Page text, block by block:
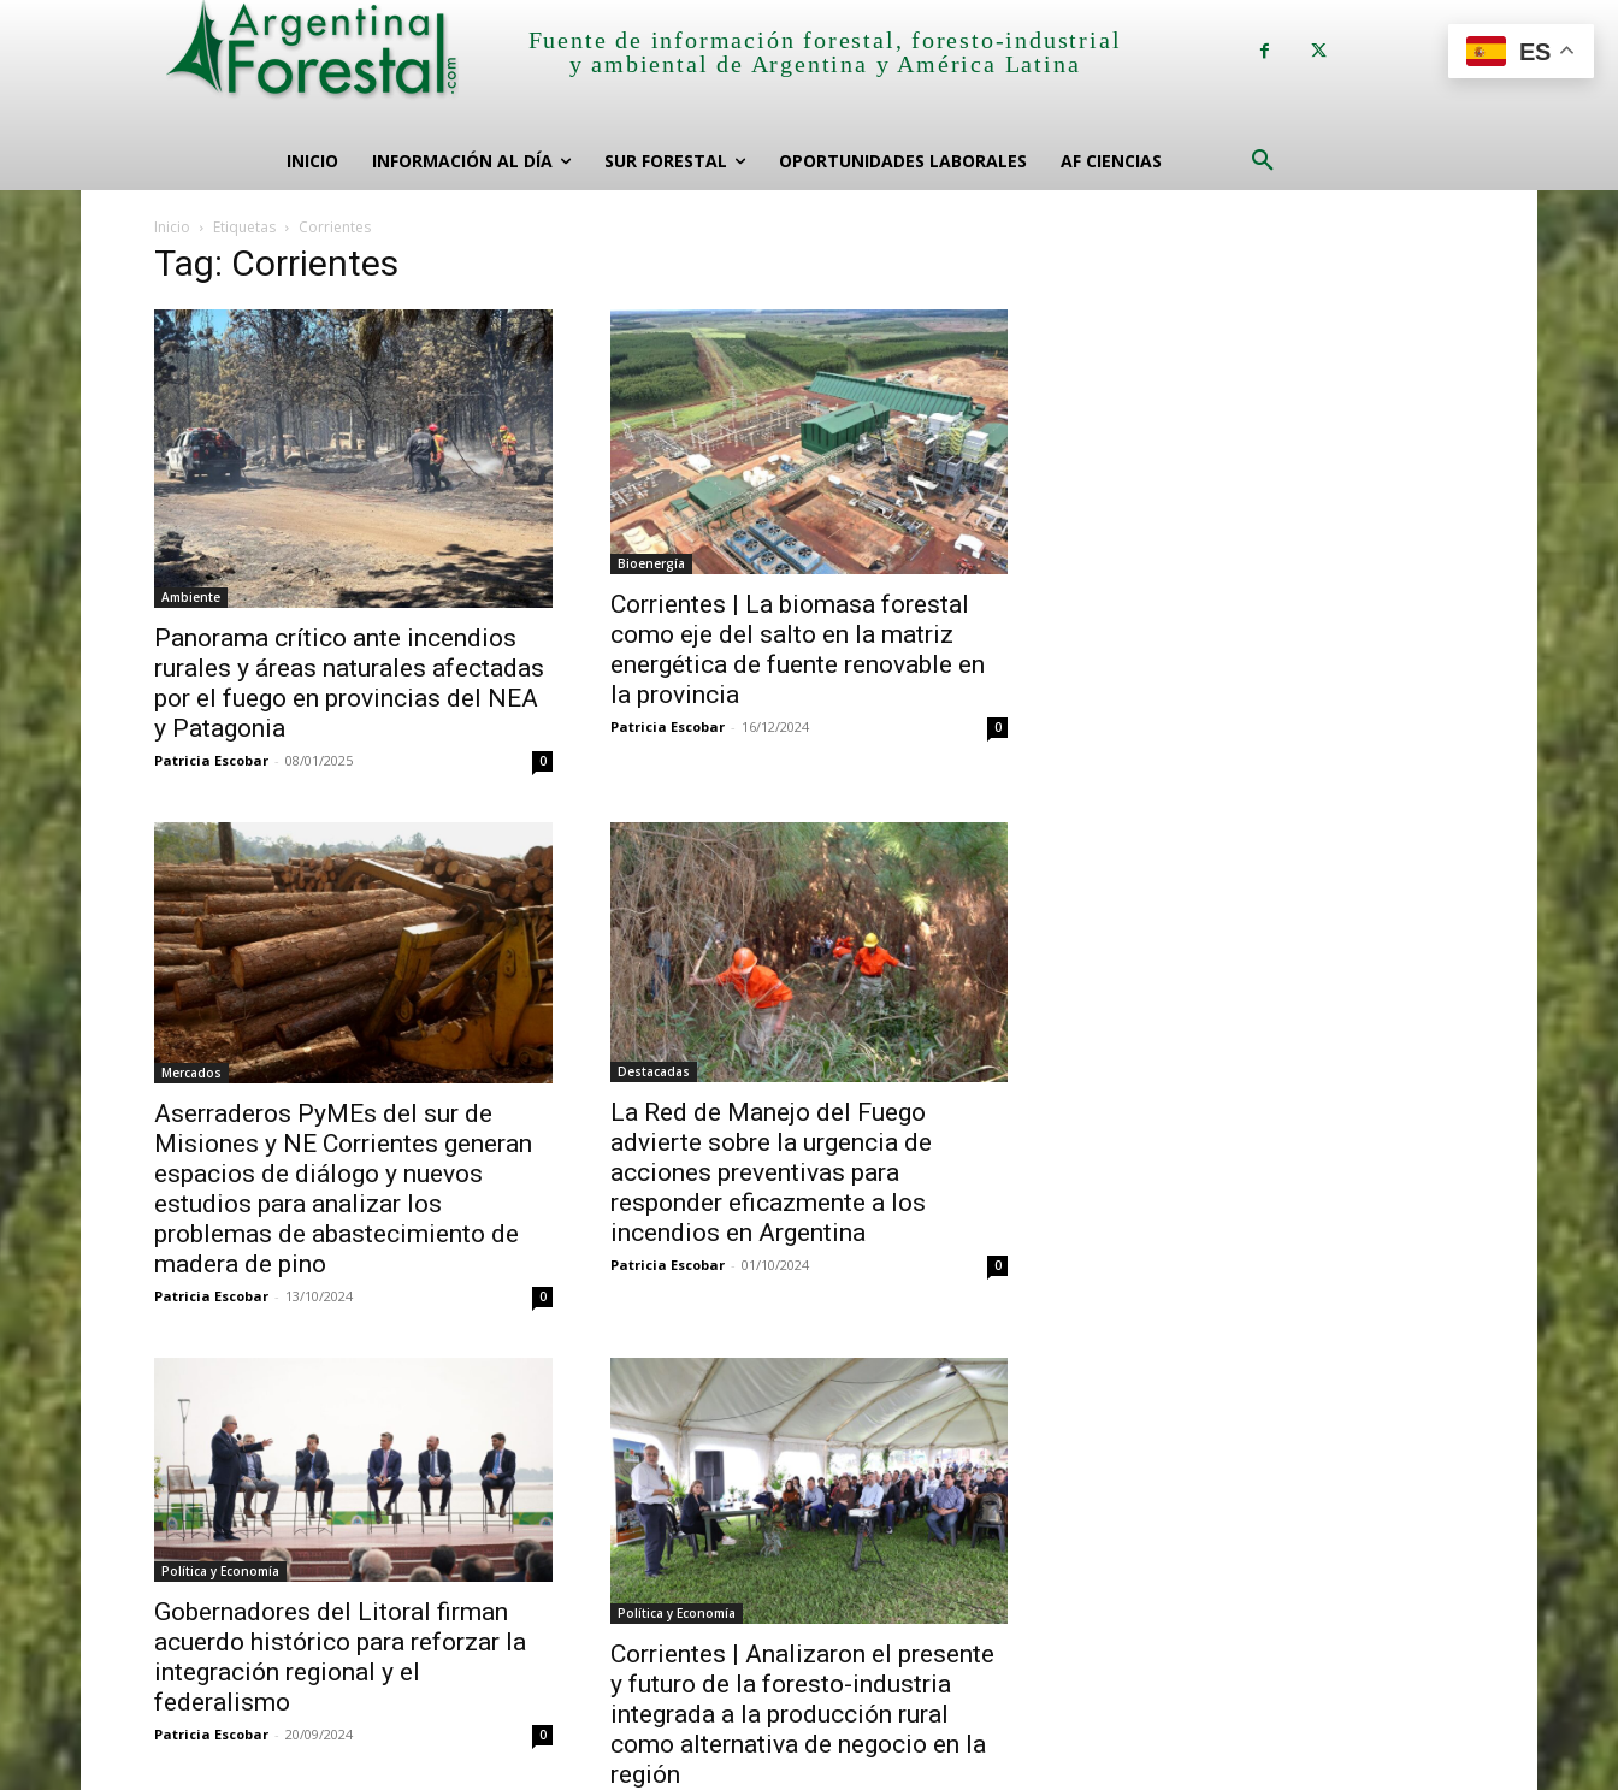
Fuente de información forestal, foresto-industrial
y ambiental de Argentina y América Latina
INICIO INFORMACIÓN AL DÍA SUR FORESTAL OPORTUNIDADES LABORALES AF CIENCIAS
Inicio Etiquetas Corrientes
Tag: Corrientes
Ambiente
Panorama crítico ante incendios
rurales y áreas naturales afectadas
por el fuego en provincias del NEA
y Patagonia
Patricia Escobar - 08/01/2025 0
Bioenergía
Corrientes | La biomasa forestal
como eje del salto en la matriz
energética de fuente renovable en
la provincia
Patricia Escobar - 16/12/2024 0
Mercados
Aserraderos PyMEs del sur de
Misiones y NE Corrientes generan
espacios de diálogo y nuevos
estudios para analizar los
problemas de abastecimiento de
madera de pino
Patricia Escobar - 13/10/2024 0
Destacadas
La Red de Manejo del Fuego
advierte sobre la urgencia de
acciones preventivas para
responder eficazmente a los
incendios en Argentina
Patricia Escobar - 01/10/2024 0
Política y Economía
Gobernadores del Litoral firman
acuerdo histórico para reforzar la
integración regional y el
federalismo
Patricia Escobar - 20/09/2024 0
Política y Economía
Corrientes | Analizaron el presente
y futuro de la foresto-industria
integrada a la producción rural
como alternativa de negocio en la
región
ES